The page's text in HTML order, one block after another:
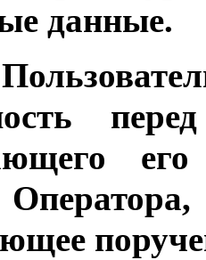
данные.